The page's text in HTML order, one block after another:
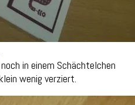
in einem Schächtelchen
wenig verziert.